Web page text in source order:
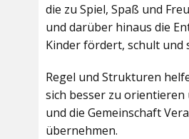
die zu Spiel, Spaß und
und darüber hinaus die
Kinder fördert, schult und
Regel und Strukturen
sich besser zu orientieren
und die Gemeinschaft
übernehmen.